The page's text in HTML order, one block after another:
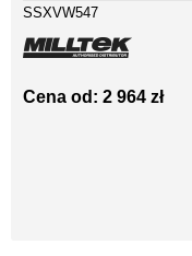
SSXVW547
Cena od: 2 964 zł